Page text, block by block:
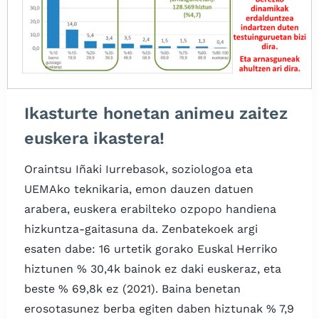
Ikasturte honetan animeu zaitez
euskera ikastera!
Oraintsu Iñaki Iurrebasok, soziologoa eta
UEMAko teknikaria, emon dauzen datuen
arabera, euskera erabilteko ozpopo handiena
hizkuntza-gaitasuna da. Zenbatekoek argi
esaten dabe: 16 urtetik gorako Euskal Herriko
hiztunen % 30,4k bainok ez daki euskeraz, eta
beste % 69,8k ez (2021). Baina benetan
erosotasunez berba egiten daben hiztunak % 7,9